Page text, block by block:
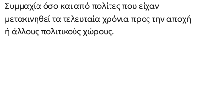
Συμμαχία όσο και από πολίτες που είχαν
μετακινηθεί τα τελευταία χρόνια προς την αποχή
ή άλλους πολιτικούς χώρους.